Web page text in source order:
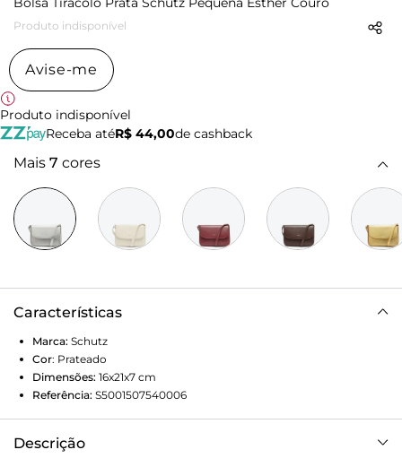
Produto indisponível
Avise-me
Produto indisponível
Receba atéR$ 44,00de cashback
Mais 7 cores
Características
Marca: Schutz
Cor: Prateado
Dimensões: 16x21x7 cm
Referência: S5001507540006
Descrição